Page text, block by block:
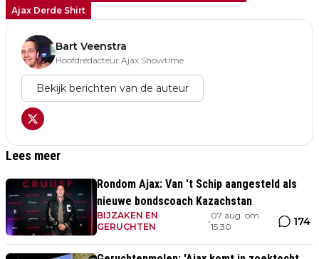
Ajax Derde Shirt
Bart Veenstra
Hoofdredacteur Ajax Showtime
Bekijk berichten van de auteur
Lees meer
Rondom Ajax: Van 't Schip aangesteld als
nieuwe bondscoach Kazachstan
BIJZAKEN EN
GERUCHTEN
•
07 aug. om
15:30
174